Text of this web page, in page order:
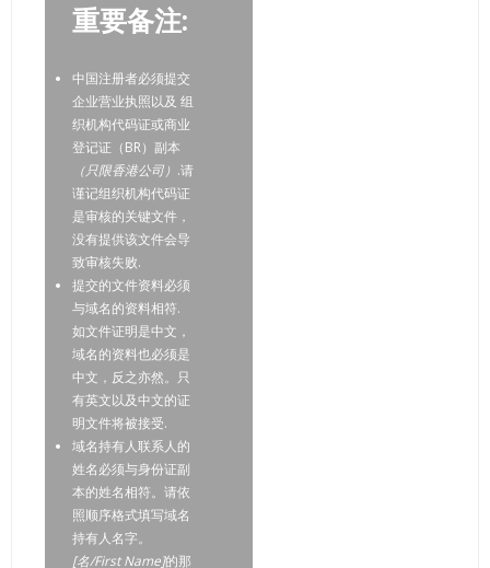
重要备注:
中国注册者必须提交
企业营业执照以及 组
织机构代码证或商业
登记证（BR）副本
（只限香港公司） .请
谨记组织机构代码证
是审核的关键文件，
没有提供该文件会导
致审核失败.
提交的文件资料必须
与域名的资料相符.
如文件证明是中文，
域名的资料也必须是
中文，反之亦然。只
有英文以及中文的证
明文件将被接受.
域名持有人联系人的
姓名必须与身份证副
本的姓名相符。请依
照顺序格式填写域名
持有人名字。
[名/First Name]的那